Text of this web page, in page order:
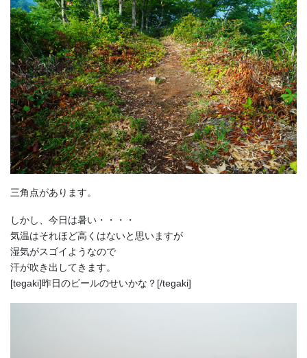
三角点があります。
しかし、今日は暑い・・・・
気温はそれほど高くはないと思いますが
湿気がスゴイようなので
汗が吹き出してきます。
[tegaki]昨日のビールのせいかな？[/tegaki]